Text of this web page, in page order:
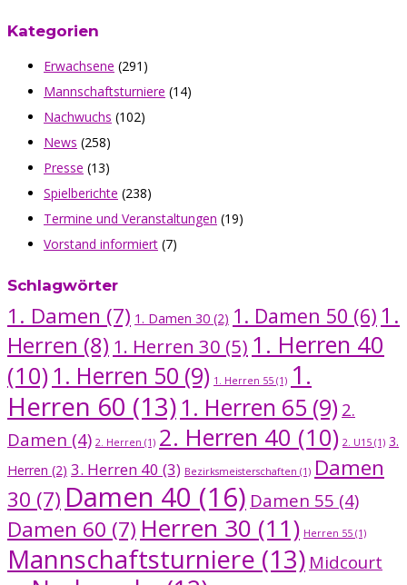
Kategorien
Erwachsene (291)
Mannschaftsturniere (14)
Nachwuchs (102)
News (258)
Presse (13)
Spielberichte (238)
Termine und Veranstaltungen (19)
Vorstand informiert (7)
Schlagwörter
1. Damen (7) 1. Damen 30 (2) 1. Damen 50 (6) 1.
Herren (8) 1. Herren 30 (5) 1. Herren 40
(10)1. Herren 50 (9) 1. Herren 55 (1) 1.
Herren 60 (13)1. Herren 65 (9) 2.
Damen (4) 2. Herren (1) 2. Herren 40 (10) 2. U15 (1) 3.
Herren (2) 3. Herren 40 (3) Bezirksmeisterschaften (1) Damen
30 (7) Damen 40 (16) Damen 55 (4)
Damen 60 (7) Herren 30 (11) Herren 55 (1)
Mannschaftsturniere (13) Midcourt